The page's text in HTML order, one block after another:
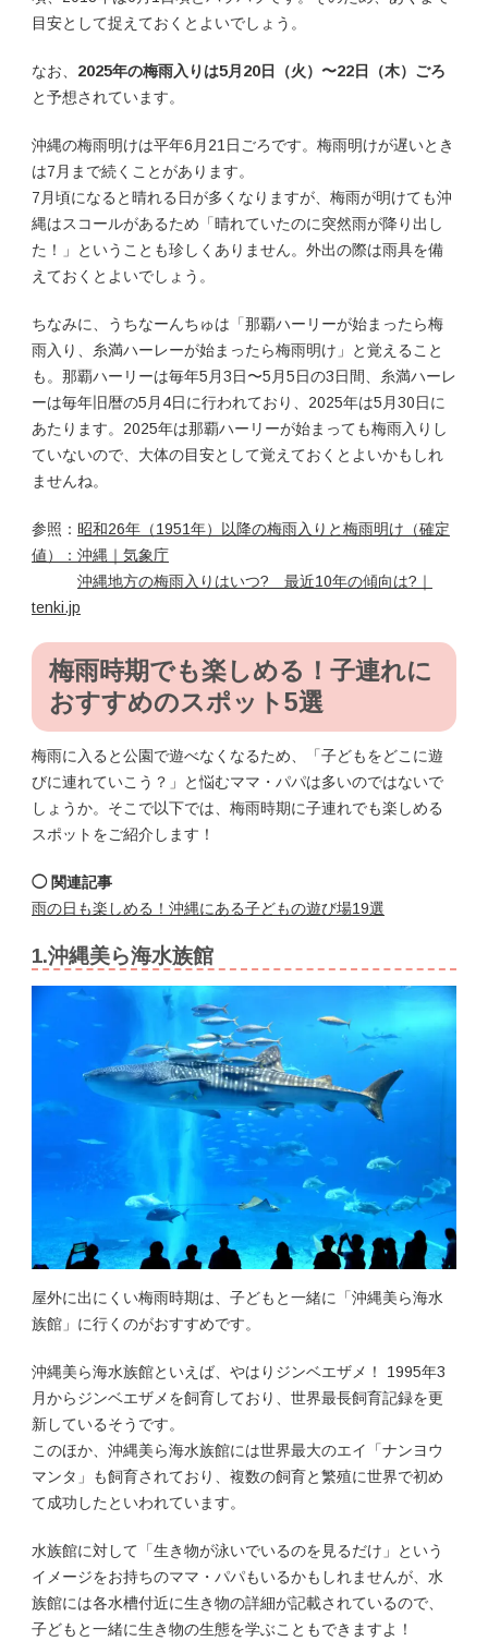
目安として捉えておくとよいでしょう。
なお、 2025年の梅雨入りは5月20日（火）〜22日（木）ごろ
と予想されています。
沖縄の梅雨明けは平年6月21日ごろです。梅雨明けが遅いとき
は7月まで続くことがあります。
7月頃になると晴れる日が多くなりますが、梅雨が明けても沖
縄はスコールがあるため「晴れていたのに突然雨が降り出し
た！」ということも珍しくありません。外出の際は雨具を備
えておくとよいでしょう。
ちなみに、うちなーんちゅは「那覇ハーリーが始まったら梅
雨入り、糸満ハーレーが始まったら梅雨明け」と覚えること
も。那覇ハーリーは毎年5月3日〜5月5日の3日間、糸満ハーレ
ーは毎年旧暦の5月4日に行われており、2025年は5月30日に
あたります。2025年は那覇ハーリーが始まっても梅雨入りし
ていないので、大体の目安として覚えておくとよいかもしれ
ませんね。
参照： 昭和26年（1951年）以降の梅雨入りと梅雨明け（確定
値）：沖縄｜気象庁
沖縄地方の梅雨入りはいつ? 最近10年の傾向は?｜
tenki.jp
梅雨時期でも楽しめる！子連れに
おすすめのスポット5選
梅雨に入ると公園で遊べなくなるため、「子どもをどこに遊
びに連れていこう？」と悩むママ・パパは多いのではないで
しょうか。そこで以下では、梅雨時期に子連れでも楽しめる
スポットをご紹介します！
◯ 関連記事
雨の日も楽しめる！沖縄にある子どもの遊び場19選
1.沖縄美ら海水族館
屋外に出にくい梅雨時期は、子どもと一緒に「沖縄美ら海水
族館」に行くのがおすすめです。
沖縄美ら海水族館といえば、やはりジンベエザメ！ 1995年3
月からジンベエザメを飼育しており、世界最長飼育記録を更
新しているそうです。
このほか、沖縄美ら海水族館には世界最大のエイ「ナンヨウ
マンタ」も飼育されており、複数の飼育と繁殖に世界で初め
て成功したといわれています。
水族館に対して「生き物が泳いでいるのを見るだけ」という
イメージをお持ちのママ・パパもいるかもしれませんが、水
族館には各水槽付近に生き物の詳細が記載されているので、
子どもと一緒に生き物の生態を学ぶこともできますよ！